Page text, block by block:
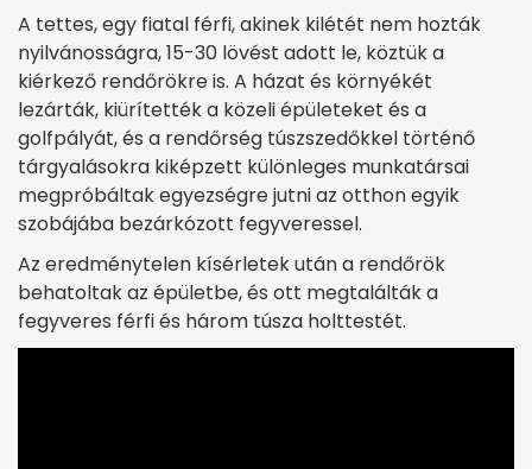
A tettes, egy fiatal férfi, akinek kilétét nem hozták
nyilvánosságra, 15-30 lövést adott le, köztük a
kiérkező rendőrökre is. A házat és környékét
lezárták, kiürítették a közeli épületeket és a
golfpályát, és a rendőrség túszszedőkkel történő
tárgyalásokra kiképzett különleges munkatársai
megpróbáltak egyezségre jutni az otthon egyik
szobájába bezárkózott fegyveressel.
Az eredménytelen kísérletek után a rendőrök
behatoltak az épületbe, és ott megtalálták a
fegyveres férfi és három túsza holttestét.